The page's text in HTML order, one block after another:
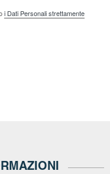
i Dati Personali strettamente